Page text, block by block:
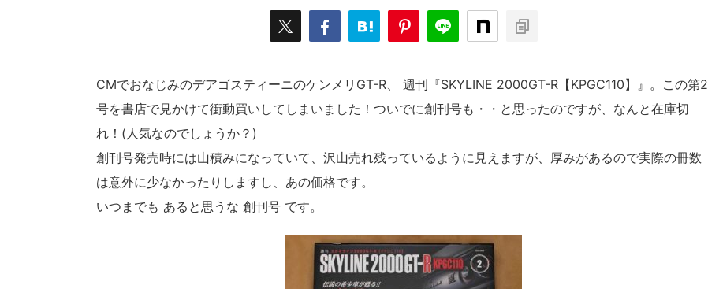
CMでおなじみのデアゴスティーニのケンメリGT-R、 週刊『SKYLINE 2000GT-R【KPGC110】』。この第2
号を書店で見かけて衝動買いしてしまいました！ついでに創刊号も・・と思ったのですが、なんと在庫切
れ！(人気なのでしょうか？)
創刊号発売時には山積みになっていて、沢山売れ残っているように見えますが、厚みがあるので実際の冊数
は意外に少なかったりしますし、あの価格です。
いつまでも あると思うな 創刊号 です。